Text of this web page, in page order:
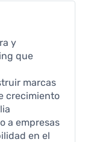
y
que
marcas
crecimiento
a empresas
en el